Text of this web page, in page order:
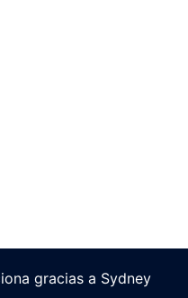
gracias a Sydney